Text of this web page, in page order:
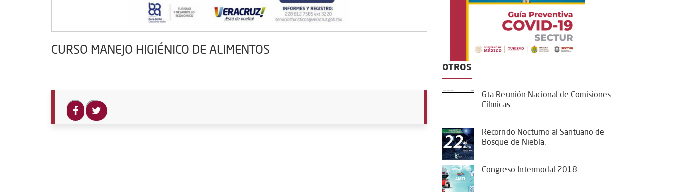
CURSO MANEJO HIGIÉNICO DE ALIMENTOS
OTROS
6ta Reunión Nacional de Comisiones
Fílmicas
Recorrido Nocturno al Santuario de
Bosque de Niebla.
Congreso Intermodal 2018